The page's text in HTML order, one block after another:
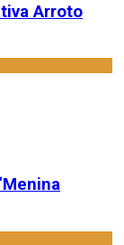
Arroto